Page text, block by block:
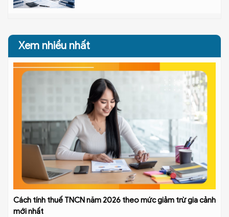
Xem nhiều nhất
Cách tính thuế TNCN năm 2026 theo mức giảm trừ gia cảnh
mới nhất